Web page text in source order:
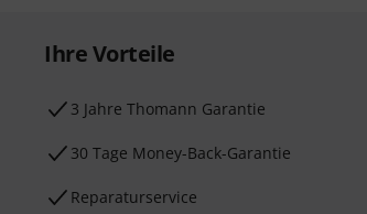
Ihre Vorteile
3 Jahre Thomann Garantie
30 Tage Money-Back-Garantie
Reparaturservice